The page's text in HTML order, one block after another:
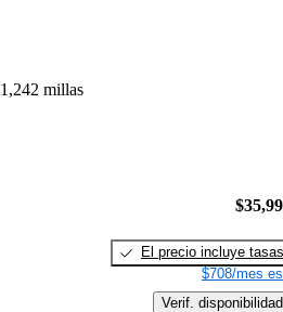
millas
El precio incluye tasas
$708/mes
Verif. disponibilidad